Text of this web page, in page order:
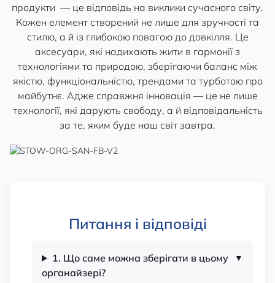
продукти — це відповідь на виклики сучасного світу.
Кожен елемент створений не лише для зручності та
стилю, а й із глибокою повагою до довкілля. Це
аксесуари, які надихають жити в гармонії з
технологіями та природою, зберігаючи баланс між
якістю, функціональністю, трендами та турботою про
майбутнє. Адже справжня інновація — це не лише
технології, які дарують свободу, а й відповідальність
за те, яким буде наш світ завтра.
Питання і відповіді
1. Що саме можна зберігати в цьому
органайзері?